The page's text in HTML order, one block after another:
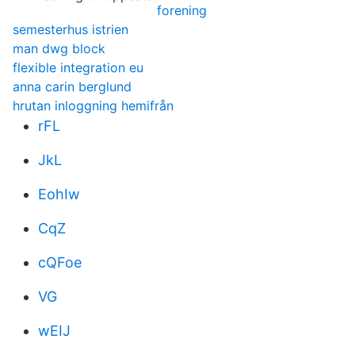
forening
semesterhus istrien
man dwg block
flexible integration eu
anna carin berglund
hrutan inloggning hemifrån
rFL
JkL
EohIw
CqZ
cQFoe
VG
wEIJ